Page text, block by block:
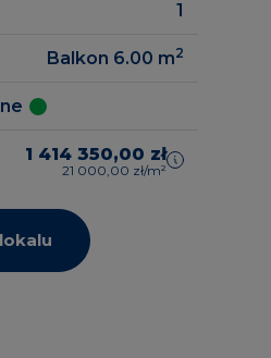
1
Balkon 6.00 m2
1 414 350,00 zł
21 000,00 zł/m²